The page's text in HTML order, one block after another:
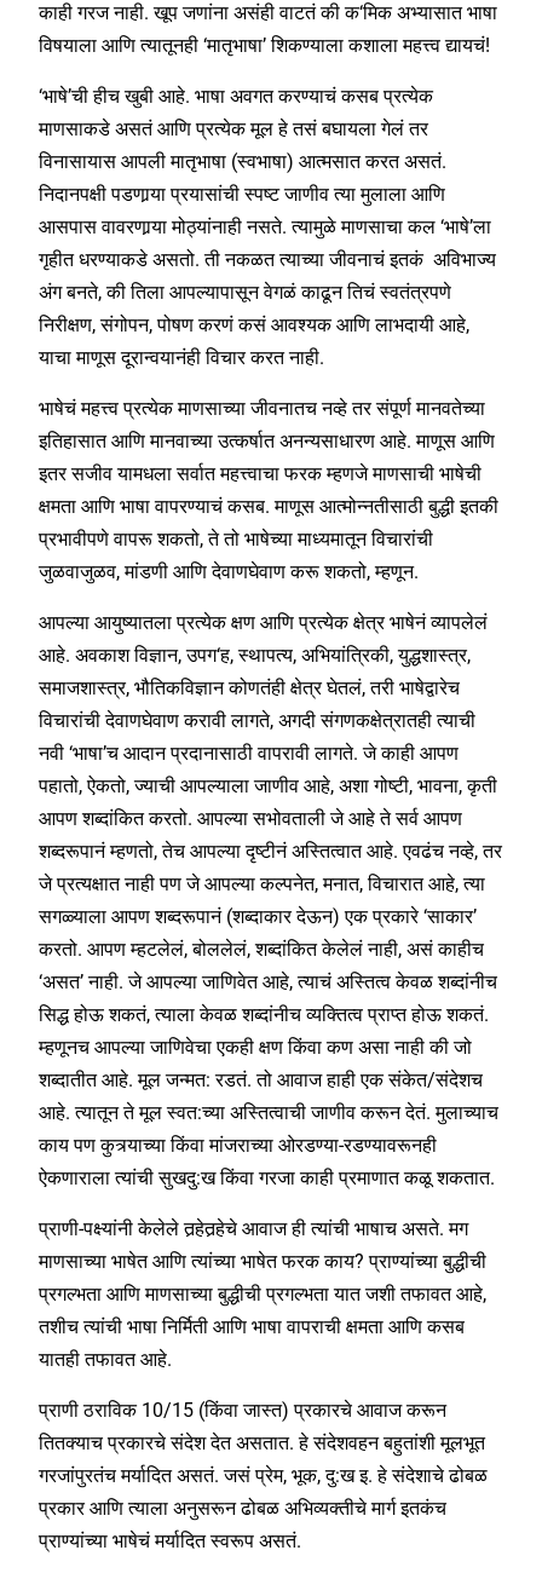
काही गरज नाही. खूप जणांना असंही वाटतं की क‘मिक अभ्यासात भाषा
विषयाला आणि त्यातूनही ‘मातृभाषा’ शिकण्याला कशाला महत्त्व द्यायचं!
‘भाषे’ची हीच खुबी आहे. भाषा अवगत करण्याचं कसब प्रत्येक
माणसाकडे असतं आणि प्रत्येक मूल हे तसं बघायला गेलं तर
विनासायास आपली मातृभाषा (स्वभाषा) आत्मसात करत असतं.
निदानपक्षी पडणार्‍या प्रयासांची स्पष्ट जाणीव त्या मुलाला आणि
आसपास वावरणार्‍या मोठ्यांनाही नसते. त्यामुळे माणसाचा कल ‘भाषे’ला
गृहीत धरण्याकडे असतो. ती नकळत त्याच्या जीवनाचं इतकं अविभाज्य
अंग बनते, की तिला आपल्यापासून वेगळं काढून तिचं स्वतंत्रपणे
निरीक्षण, संगोपन, पोषण करणं कसं आवश्यक आणि लाभदायी आहे,
याचा माणूस दूरान्वयानंही विचार करत नाही.
भाषेचं महत्त्व प्रत्येक माणसाच्या जीवनातच नव्हे तर संपूर्ण मानवतेच्या
इतिहासात आणि मानवाच्या उत्कर्षात अनन्यसाधारण आहे. माणूस आणि
इतर सजीव यामधला सर्वात महत्त्वाचा फरक म्हणजे माणसाची भाषेची
क्षमता आणि भाषा वापरण्याचं कसब. माणूस आत्मोन्नतीसाठी बुद्धी इतकी
प्रभावीपणे वापरू शकतो, ते तो भाषेच्या माध्यमातून विचारांची
जुळवाजुळव, मांडणी आणि देवाणघेवाण करू शकतो, म्हणून.
आपल्या आयुष्यातला प्रत्येक क्षण आणि प्रत्येक क्षेत्र भाषेनं व्यापलेलं
आहे. अवकाश विज्ञान, उपग‘ह, स्थापत्य, अभियांत्रिकी, युद्धशास्त्र,
समाजशास्त्र, भौतिकविज्ञान कोणतंही क्षेत्र घेतलं, तरी भाषेद्वारेच
विचारांची देवाणघेवाण करावी लागते, अगदी संगणकक्षेत्रातही त्याची
नवी ‘भाषा’च आदान प्रदानासाठी वापरावी लागते. जे काही आपण
पहातो, ऐकतो, ज्याची आपल्याला जाणीव आहे, अशा गोष्टी, भावना, कृती
आपण शब्दांकित करतो. आपल्या सभोवताली जे आहे ते सर्व आपण
शब्दरूपानं म्हणतो, तेच आपल्या दृष्टीनं अस्तित्वात आहे. एवढंच नव्हे, तर
जे प्रत्यक्षात नाही पण जे आपल्या कल्पनेत, मनात, विचारात आहे, त्या
सगळ्याला आपण शब्दरूपानं (शब्दाकार देऊन) एक प्रकारे ‘साकार’
करतो. आपण म्हटलेलं, बोललेलं, शब्दांकित केलेलं नाही, असं काहीच
‘असत’ नाही. जे आपल्या जाणिवेत आहे, त्याचं अस्तित्व केवळ शब्दांनीच
सिद्ध होऊ शकतं, त्याला केवळ शब्दांनीच व्यक्तित्व प्राप्त होऊ शकतं.
म्हणूनच आपल्या जाणिवेचा एकही क्षण किंवा कण असा नाही की जो
शब्दातीत आहे. मूल जन्मत: रडतं. तो आवाज हाही एक संकेत/संदेशच
आहे. त्यातून ते मूल स्वत:च्या अस्तित्वाची जाणीव करून देतं. मुलाच्याच
काय पण कुत्र्याच्या किंवा मांजराच्या ओरडण्या-रडण्यावरूनही
ऐकणाराला त्यांची सुखदु:ख किंवा गरजा काही प्रमाणात कळू शकतात.
प्राणी-पक्ष्यांनी केलेले तर्‍हेतर्‍हेचे आवाज ही त्यांची भाषाच असते. मग
माणसाच्या भाषेत आणि त्यांच्या भाषेत फरक काय? प्राण्यांच्या बुद्धीची
प्रगल्भता आणि माणसाच्या बुद्धीची प्रगल्भता यात जशी तफावत आहे,
तशीच त्यांची भाषा निर्मिती आणि भाषा वापराची क्षमता आणि कसब
यातही तफावत आहे.
प्राणी ठराविक 10/15 (किंवा जास्त) प्रकारचे आवाज करून
तितक्याच प्रकारचे संदेश देत असतात. हे संदेशवहन बहुतांशी मूलभूत
गरजांपुरतंच मर्यादित असतं. जसं प्रेम, भूक, दु:ख इ. हे संदेशाचे ढोबळ
प्रकार आणि त्याला अनुसरून ढोबळ अभिव्यक्तीचे मार्ग इतकंच
प्राण्यांच्या भाषेचं मर्यादित स्वरूप असतं.